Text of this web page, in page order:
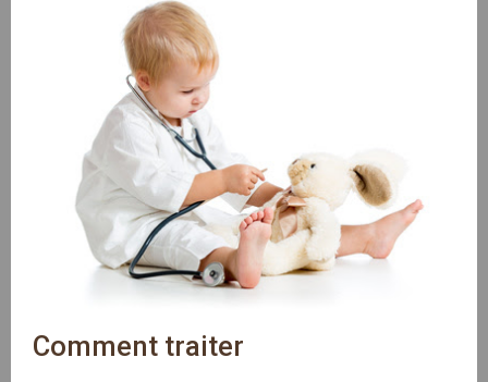
Comment traiter